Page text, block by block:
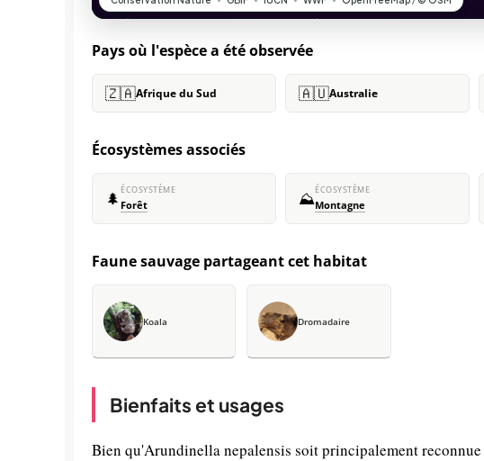
Pays où l'espèce a été observée
🇿🇦Afrique du Sud 🇦🇺Australie
Écosystèmes associés
🌲 ÉCOSYSTÈME
Forêt ⛰️ÉCOSYSTÈME
Montagne
Faune sauvage partageant cet habitat
Koala Dromadaire
Bienfaits et usages
Bien qu'Arundinella nepalensis soit principalement